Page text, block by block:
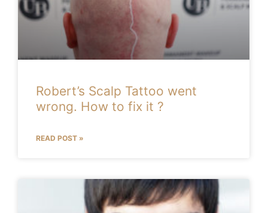
Robert’s Scalp Tattoo went
wrong. How to fix it ?
READ POST »